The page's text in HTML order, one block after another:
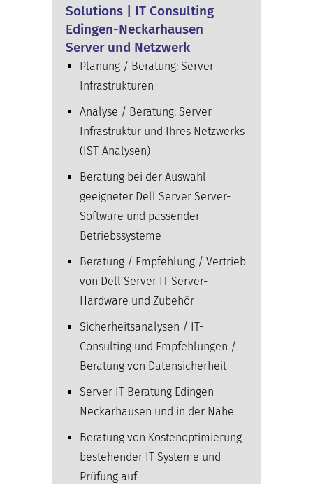
Solutions | IT Consulting
Edingen-Neckarhausen
Server und Netzwerk
Planung / Beratung: Server
Infrastrukturen
Analyse / Beratung: Server
Infrastruktur und Ihres Netzwerks
(IST-Analysen)
Beratung bei der Auswahl
geeigneter Dell Server Server-
Software und passender
Betriebssysteme
Beratung / Empfehlung / Vertrieb
von Dell Server IT Server-
Hardware und Zubehör
Sicherheitsanalysen / IT-
Consulting und Empfehlungen /
Beratung von Datensicherheit
Server IT Beratung Edingen-
Neckarhausen und in der Nähe
Beratung von Kostenoptimierung
bestehender IT Systeme und
Prüfung auf